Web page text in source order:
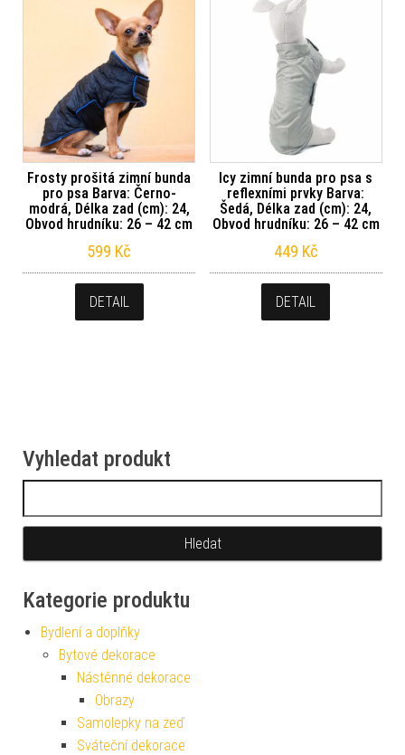
Frosty prošitá zimní bunda
pro psa Barva: Černo-
modrá, Délka zad (cm): 24,
Obvod hrudníku: 26 – 42 cm
599 Kč
DETAIL
Icy zimní bunda pro psa s
reflexními prvky Barva:
Šedá, Délka zad (cm): 24,
Obvod hrudníku: 26 – 42 cm
449 Kč
DETAIL
Vyhledat produkt
Kategorie produktu
Bydlení a doplňky
Bytové dekorace
Nástěnné dekorace
Obrazy
Samolepky na zeď
Sváteční dekorace